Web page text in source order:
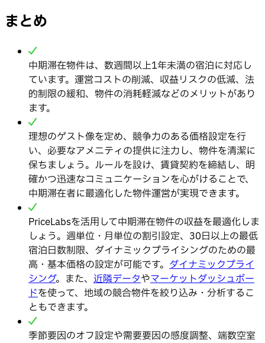
まとめ
中期滞在物件は、数週間以上1年未満の宿泊に対応し
ています。運営コストの削減、収益リスクの低減、法
的制限の緩和、物件の消耗軽減などのメリットがあり
ます。
理想のゲスト像を定め、競争力のある価格設定を行
い、必要なアメニティの提供に注力し、物件を清潔に
保ちましょう。ルールを設け、賃貸契約を締結し、明
確かつ迅速なコミュニケーションを心がけることで、
中期滞在者に最適化した物件運営が実現できます。
PriceLabsを活用して中期滞在物件の収益を最適化しま
しょう。週単位・月単位の割引設定、30日以上の最低
宿泊日数制限、ダイナミックプライシングのための最
高・基本価格の設定が可能です。 ダイナミックプライ
シング。また、 近隣データやマーケットダッシュボー
ドを使って、地域の競合物件を絞り込み・分析するこ
ともできます。
季節要因のオフ設定や需要要因の感度調整、端数空室